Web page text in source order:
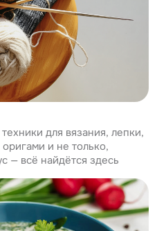
для вязания, лепки,
и не только,
— всё найдётся здесь